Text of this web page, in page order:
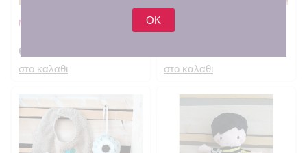
Μαξιλάρι ως τα 80
€
στο καλαθι
κεντημένο όνομα
στο καλαθι
OK